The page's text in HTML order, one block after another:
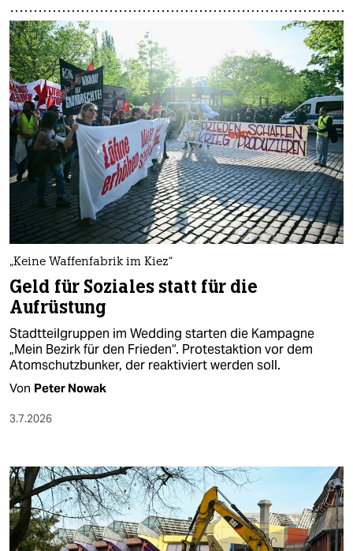
„Keine Waffenfabrik im Kiez“
Geld für Soziales statt für die
Aufrüstung
Stadtteilgruppen im Wedding starten die Kampagne
„Mein Bezirk für den Frieden“. Protestaktion vor dem
Atomschutzbunker, der reaktiviert werden soll.
Von Peter Nowak
3.7.2026